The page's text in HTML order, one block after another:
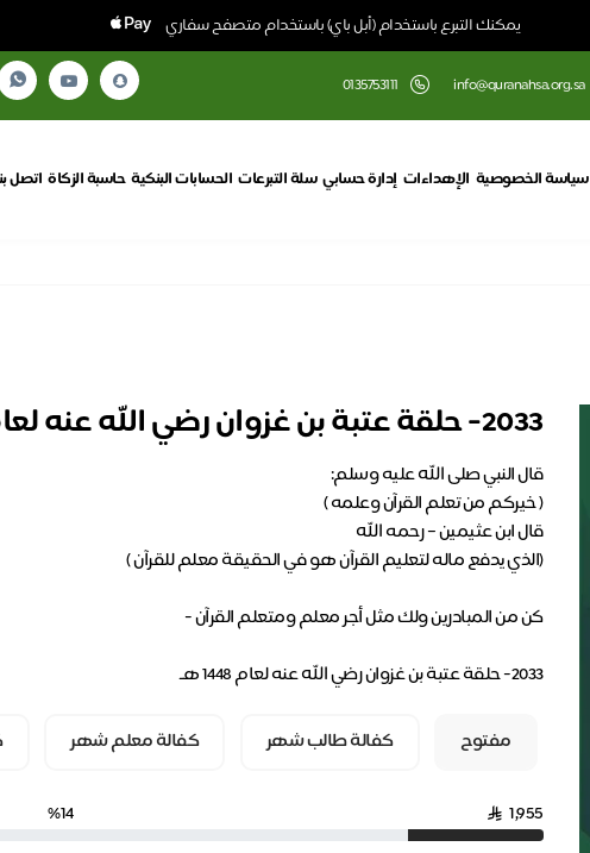
يمكنك التبرع باستخدام (أبل باي) باستخدام متصفح سفاري
info@quranahsa.org.sa
0135753111
سياسة الخصوصية الإهداءات إدارة حسابي سلة التبرعات الحسابات البنكية حاسبة الزكاة اتصل
2033- حلقة عتبة بن غزوان رضي الله عنه لعام 1448 هـ
(الذي يدفع ماله لتعليم القرآن هو في الحقيقة معلم للقرآن ‏)
2033- حلقة عتبة بن غزوان رضي الله عنه لعام 1448 هـ
مفتوح كفالة طالب شهر كفالة معلم شهر
1,955
%14